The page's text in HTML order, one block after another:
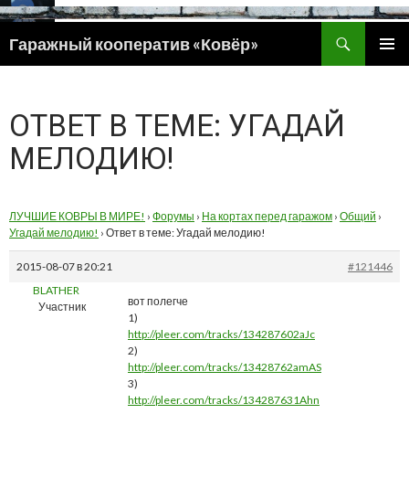
Гаражный кооператив «Ковёр»
ПЕРЕЙТИ
ОТВЕТ В ТЕМЕ: УГАДАЙ
МЕЛОДИЮ!
ЛУЧШИЕ КОВРЫ В МИРЕ! › Форумы › На кортах перед гаражом › Общий ›
Угадай мелодию! › Ответ в теме: Угадай мелодию!
2015-08-07 в 20:21
#121446
BLATHER
Участник
вот полегче
1)
http://pleer.com/tracks/134287602aJc
2)
http://pleer.com/tracks/13428762amAS
3)
http://pleer.com/tracks/134287631Ahn